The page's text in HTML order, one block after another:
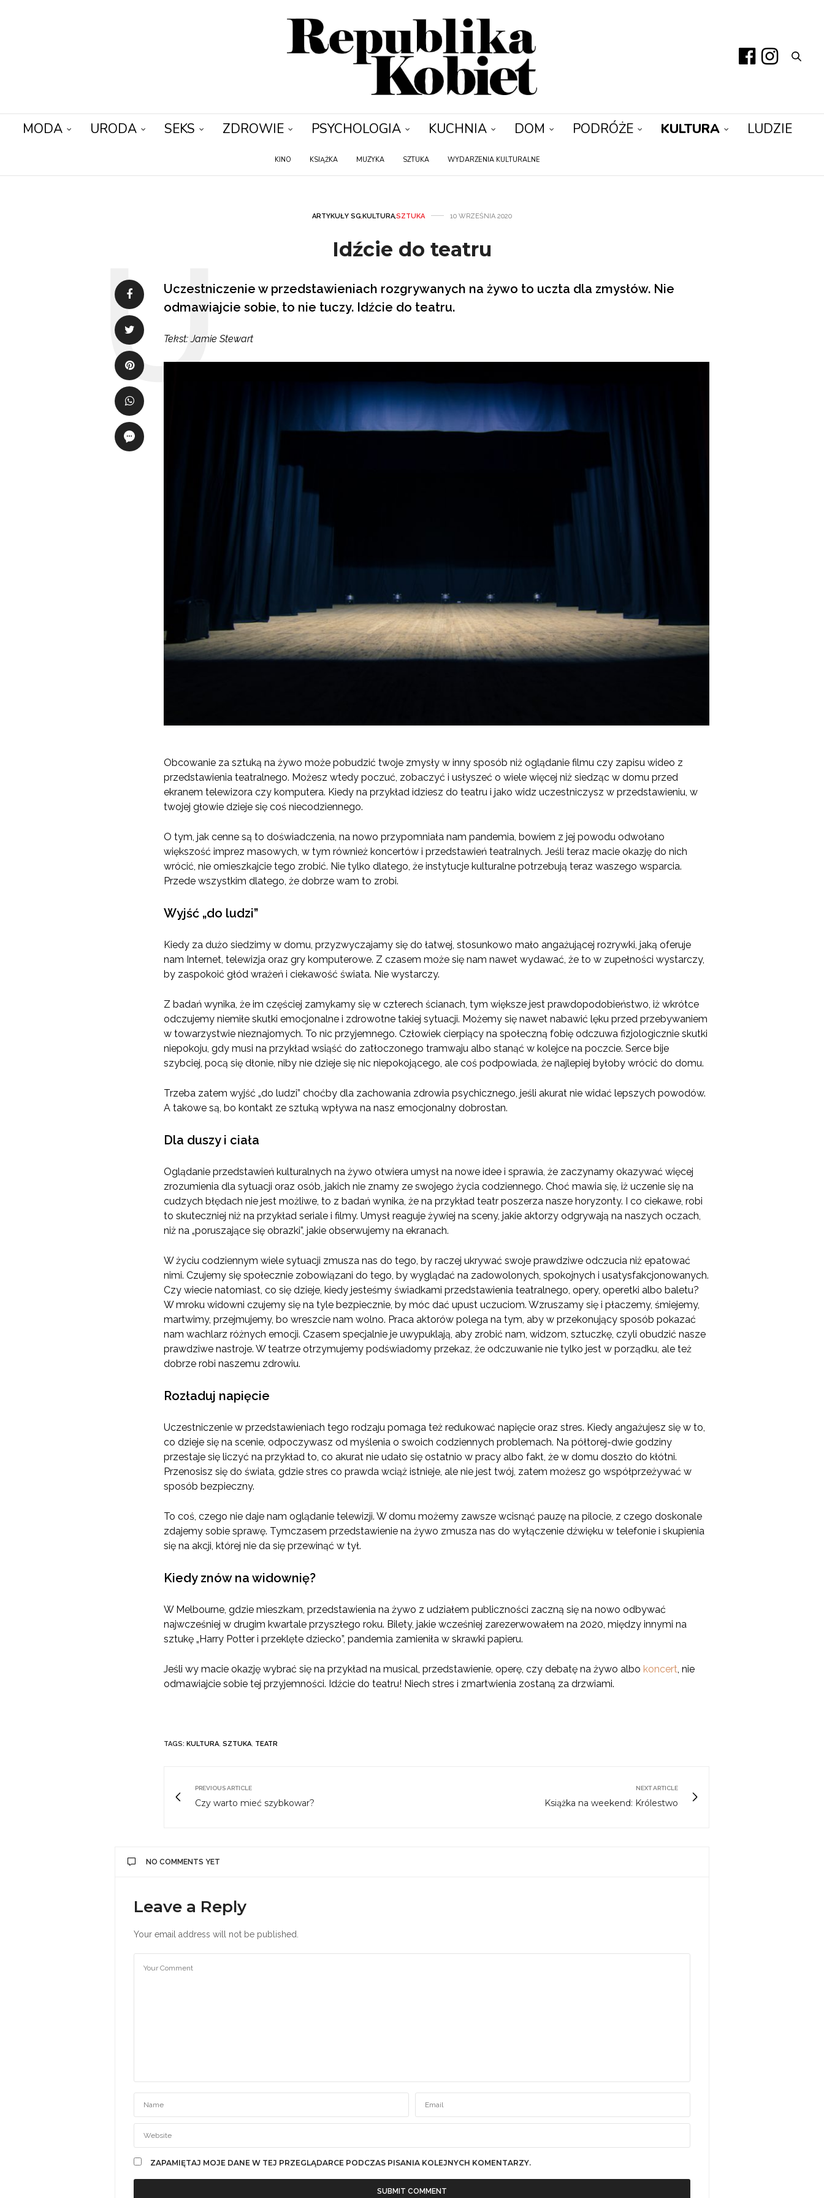
MODA URODA SEKS ZDROWIE PSYCHOLOGIA KUCHNIA DOM PODRÓŻE KULTURA LUDZIE
KINO KSIĄŻKA MUZYKA SZTUKA WYDARZENIA KULTURALNE
ARTYKUŁY SG,KULTURA,SZTUKA 10 WRZEŚNIA 2020
Idźcie do teatru
Uczestniczenie w przedstawieniach rozgrywanych na żywo to uczta dla zmysłów. Nie
odmawiajcie sobie, to nie tuczy. Idźcie do teatru.
Tekst: Jamie Stewart
Obcowanie za sztuką na żywo może pobudzić twoje zmysły w inny sposób niż oglądanie filmu czy zapisu wideo z
przedstawienia teatralnego. Możesz wtedy poczuć, zobaczyć i usłyszeć o wiele więcej niż siedząc w domu przed
ekranem telewizora czy komputera. Kiedy na przykład idziesz do teatru i jako widz uczestniczysz w przedstawieniu, w
twojej głowie dzieje się coś niecodziennego.
O tym, jak cenne są to doświadczenia, na nowo przypomniała nam pandemia, bowiem z jej powodu odwołano
większość imprez masowych, w tym również koncertów i przedstawień teatralnych. Jeśli teraz macie okazję do nich
wrócić, nie omieszkajcie tego zrobić. Nie tylko dlatego, że instytucje kulturalne potrzebują teraz waszego wsparcia.
Przede wszystkim dlatego, że dobrze wam to zrobi.
Wyjść „do ludzi”
Kiedy za dużo siedzimy w domu, przyzwyczajamy się do łatwej, stosunkowo mało angażującej rozrywki, jaką oferuje
nam Internet, telewizja oraz gry komputerowe. Z czasem może się nam nawet wydawać, że to w zupełności wystarczy,
by zaspokoić głód wrażeń i ciekawość świata. Nie wystarczy.
Z badań wynika, że im częściej zamykamy się w czterech ścianach, tym większe jest prawdopodobieństwo, iż wkrótce
odczujemy niemiłe skutki emocjonalne i zdrowotne takiej sytuacji. Możemy się nawet nabawić lęku przed przebywaniem
w towarzystwie nieznajomych. To nic przyjemnego. Człowiek cierpiący na społeczną fobię odczuwa fizjologicznie skutki
niepokoju, gdy musi na przykład wsiąść do zatłoczonego tramwaju albo stanąć w kolejce na poczcie. Serce bije
szybciej, pocą się dłonie, niby nie dzieje się nic niepokojącego, ale coś podpowiada, że najlepiej byłoby wrócić do domu.
Trzeba zatem wyjść „do ludzi” choćby dla zachowania zdrowia psychicznego, jeśli akurat nie widać lepszych powodów.
A takowe są, bo kontakt ze sztuką wpływa na nasz emocjonalny dobrostan.
Dla duszy i ciała
Oglądanie przedstawień kulturalnych na żywo otwiera umysł na nowe idee i sprawia, że zaczynamy okazywać więcej
zrozumienia dla sytuacji oraz osób, jakich nie znamy ze swojego życia codziennego. Choć mawia się, iż uczenie się na
cudzych błędach nie jest możliwe, to z badań wynika, że na przykład teatr poszerza nasze horyzonty. I co ciekawe, robi
to skuteczniej niż na przykład seriale i filmy. Umysł reaguje żywiej na sceny, jakie aktorzy odgrywają na naszych oczach,
niż na „poruszające się obrazki”, jakie obserwujemy na ekranach.
W życiu codziennym wiele sytuacji zmusza nas do tego, by raczej ukrywać swoje prawdziwe odczucia niż epatować
nimi. Czujemy się społecznie zobowiązani do tego, by wyglądać na zadowolonych, spokojnych i usatysfakcjonowanych.
Czy wiecie natomiast, co się dzieje, kiedy jesteśmy świadkami przedstawienia teatralnego, opery, operetki albo baletu?
W mroku widowni czujemy się na tyle bezpiecznie, by móc dać upust uczuciom. Wzruszamy się i płaczemy, śmiejemy,
martwimy, przejmujemy, bo wreszcie nam wolno. Praca aktorów polega na tym, aby w przekonujący sposób pokazać
nam wachlarz różnych emocji. Czasem specjalnie je uwypuklają, aby zrobić nam, widzom, sztuczkę, czyli obudzić nasze
prawdziwe nastroje. W teatrze otrzymujemy podświadomy przekaz, że odczuwanie nie tylko jest w porządku, ale też
dobrze robi naszemu zdrowiu.
Rozładuj napięcie
Uczestniczenie w przedstawieniach tego rodzaju pomaga też redukować napięcie oraz stres. Kiedy angażujesz się w to,
co dzieje się na scenie, odpoczywasz od myślenia o swoich codziennych problemach. Na półtorej-dwie godziny
przestaje się liczyć na przykład to, co akurat nie udało się ostatnio w pracy albo fakt, że w domu doszło do kłótni.
Przenosisz się do świata, gdzie stres co prawda wciąż istnieje, ale nie jest twój, zatem możesz go współprzeżywać w
sposób bezpieczny.
To coś, czego nie daje nam oglądanie telewizji. W domu możemy zawsze wcisnąć pauzę na pilocie, z czego doskonale
zdajemy sobie sprawę. Tymczasem przedstawienie na żywo zmusza nas do wyłączenie dźwięku w telefonie i skupienia
się na akcji, której nie da się przewinąć w tył.
Kiedy znów na widownię?
W Melbourne, gdzie mieszkam, przedstawienia na żywo z udziałem publiczności zaczną się na nowo odbywać
najwcześniej w drugim kwartale przyszłego roku. Bilety, jakie wcześniej zarezerwowałem na 2020, między innymi na
sztukę „Harry Potter i przeklęte dziecko”, pandemia zamieniła w skrawki papieru.
Jeśli wy macie okazję wybrać się na przykład na musical, przedstawienie, operę, czy debatę na żywo albo koncert, nie
odmawiajcie sobie tej przyjemności. Idźcie do teatru! Niech stres i zmartwienia zostaną za drzwiami.
TAGS: KULTURA, SZTUKA, TEATR
PREVIOUS ARTICLE
Czy warto mieć szybkowar?
NEXT ARTICLE
Książka na weekend: Królestwo
NO COMMENTS YET
Leave a Reply
Your email address will not be published.
ZAPAMIĘTAJ MOJE DANE W TEJ PRZEGLĄDARCE PODCZAS PISANIA KOLEJNYCH KOMENTARZY.